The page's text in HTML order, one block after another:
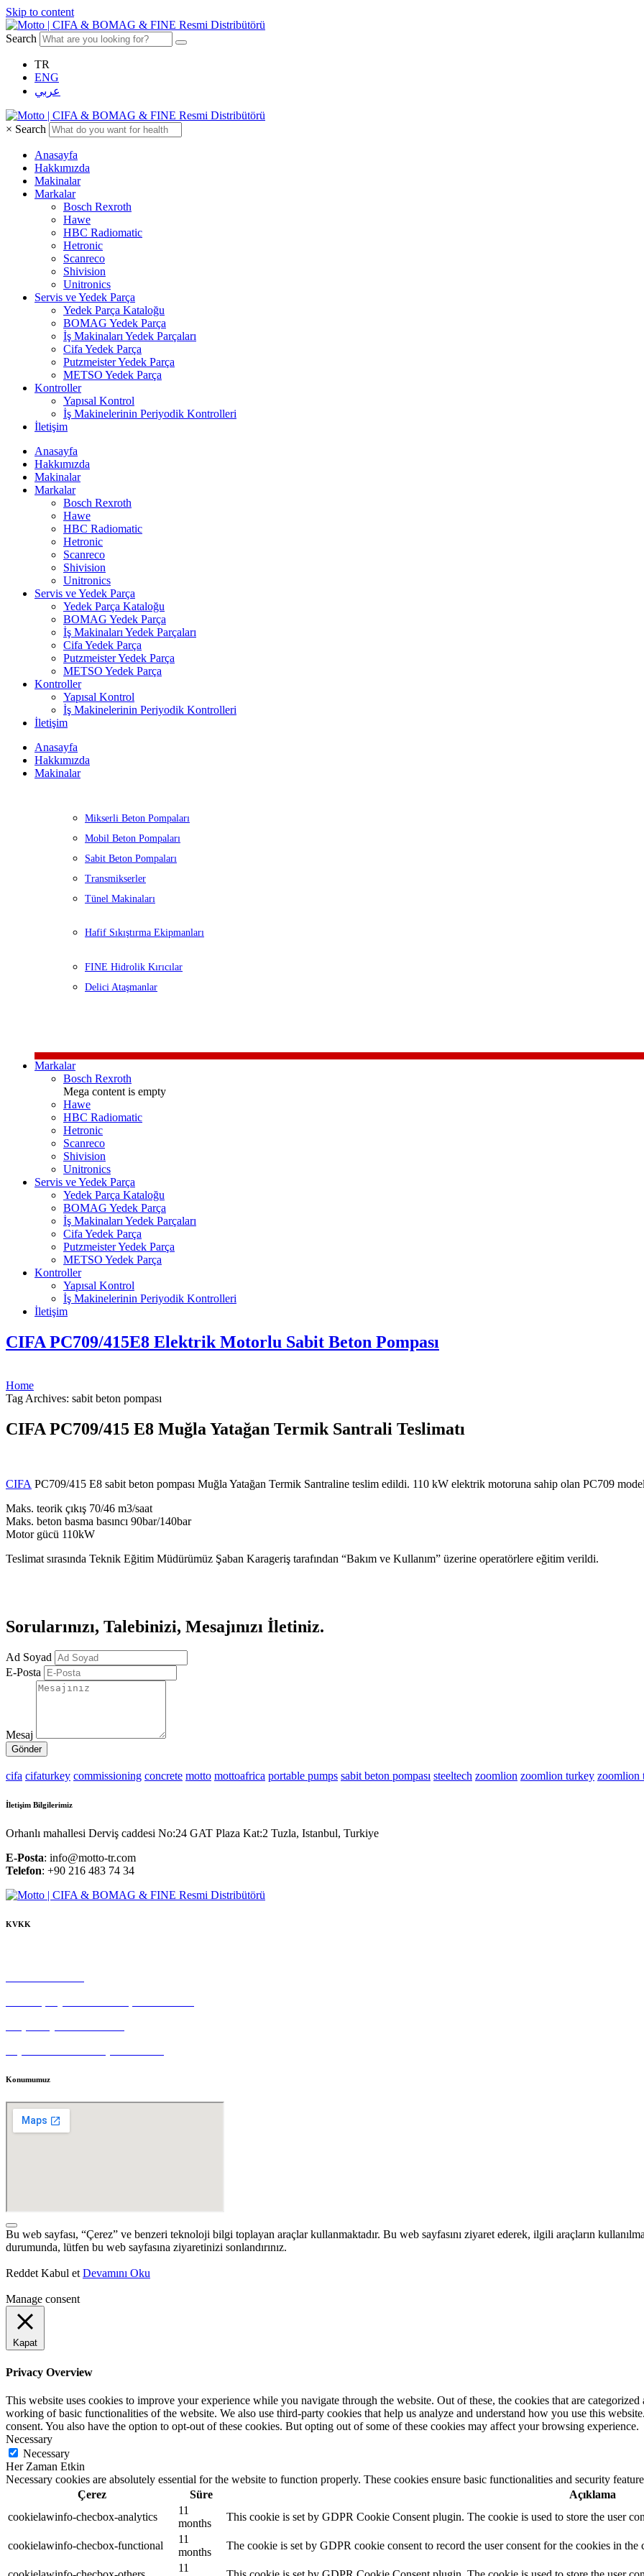
Skip to content
Search
TR
ENG
عربي
× Search
Anasayfa
Hakkımızda
Makinalar
Markalar
Bosch Rexroth
Hawe
HBC Radiomatic
Hetronic
Scanreco
Shivision
Unitronics
Servis ve Yedek Parça
Yedek Parça Kataloğu
BOMAG Yedek Parça
İş Makinaları Yedek Parçaları
Cifa Yedek Parça
Putzmeister Yedek Parça
METSO Yedek Parça
Kontroller
Yapısal Kontrol
İş Makinelerinin Periyodik Kontrolleri
İletişim
Anasayfa
Hakkımızda
Makinalar
Markalar
Bosch Rexroth
Hawe
HBC Radiomatic
Hetronic
Scanreco
Shivision
Unitronics
Servis ve Yedek Parça
Yedek Parça Kataloğu
BOMAG Yedek Parça
İş Makinaları Yedek Parçaları
Cifa Yedek Parça
Putzmeister Yedek Parça
METSO Yedek Parça
Kontroller
Yapısal Kontrol
İş Makinelerinin Periyodik Kontrolleri
İletişim
Anasayfa
Hakkımızda
Makinalar
Mikserli Beton Pompaları
Mobil Beton Pompaları
Sabit Beton Pompaları
Transmikserler
Tünel Makinaları
Hafif Sıkıştırma Ekipmanları
FINE Hidrolik Kırıcılar
Delici Ataşmanlar
Markalar
Bosch Rexroth
Mega content is empty
Hawe
HBC Radiomatic
Hetronic
Scanreco
Shivision
Unitronics
Servis ve Yedek Parça
Yedek Parça Kataloğu
BOMAG Yedek Parça
İş Makinaları Yedek Parçaları
Cifa Yedek Parça
Putzmeister Yedek Parça
METSO Yedek Parça
Kontroller
Yapısal Kontrol
İş Makinelerinin Periyodik Kontrolleri
İletişim
CIFA PC709/415E8 Elektrik Motorlu Sabit Beton Pompası
Home
Tag Archives: sabit beton pompası
CIFA PC709/415 E8 Muğla Yatağan Termik Santrali Teslimatı
CIFA PC709/415 E8 sabit beton pompası Muğla Yatağan Termik Santraline teslim edildi. 110 kW elektrik motoruna sahip olan PC709
Maks. teorik çıkış 70/46 m3/saat
Maks. beton basma basıncı 90bar/140bar
Motor gücü 110kW
Teslimat sırasında Teknik Eğitim Müdürümüz Şaban Karageriş tarafından “Bakım ve Kullanım” üzerine operatörlere eğitim verildi.
Sorularınızı, Talebinizi, Mesajınızı İletiniz.
Ad Soyad
E-Posta
Mesaj
Gönder
cifa cifaturkey commissioning concrete motto mottoafrica portable pumps sabit beton pompası steeltech zoomlion zoomlion turkey zoomlion
İletişim Bilgilerimiz
Orhanlı mahallesi Derviş caddesi No:24 GAT Plaza Kat:2 Tuzla, Istanbul, Turkiye
E-Posta: info@motto-tr.com
Telefon: +90 216 483 74 34
KVKK
Konumumuz
Bu web sayfası, “Çerez” ve benzeri teknoloji bilgi toplayan araçlar kullanmaktadır. Bu web sayfasını ziyaret ederek, ilgili araçların
durumunda, lütfen bu web sayfasına ziyaretinizi sonlandırınız.
Reddet Kabul et Devamını Oku
Manage consent
Kapat
Privacy Overview
This website uses cookies to improve your experience while you navigate through the website. Out of these, the cookies that are categorized
working of basic functionalities of the website. We also use third-party cookies that help us analyze and understand how you use this
consent. You also have the option to opt-out of these cookies. But opting out of some of these cookies may affect your browsing experience.
Necessary
Necessary
Her Zaman Etkin
Necessary cookies are absolutely essential for the website to function properly. These cookies ensure basic functionalities and security
Çerez
Süre
Açıklama
cookielawinfo-checbox-analytics
11
months
This cookie is set by GDPR Cookie Consent plugin. The cookie is used to store the user
cookielawinfo-checbox-functional
11
months
The cookie is set by GDPR cookie consent to record the user consent for the cookies in
11